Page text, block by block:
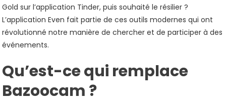
Gold sur l’application Tinder, puis souhaité le résilier ?
L’application Even fait partie de ces outils modernes qui ont
révolutionné notre manière de chercher et de participer à des
événements.
Qu’est-ce qui remplace
Bazoocam ?